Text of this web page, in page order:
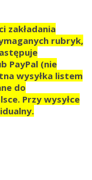
zakładania
rubryk,
PayPal (nie
wysyłka listem
do
Przy wysyłce